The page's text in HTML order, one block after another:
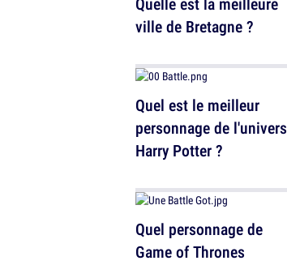
ville de Bretagne ?
Quel est le meilleur
personnage de l'univers
Harry Potter ?
Quel personnage de
Game of Thrones